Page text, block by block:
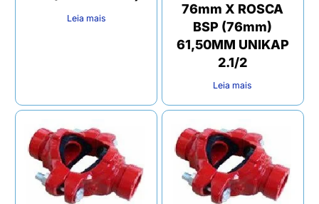
Leia mais
76mm X ROSCA
BSP (76mm)
61,50MM UNIKAP
2.1/2
Leia mais